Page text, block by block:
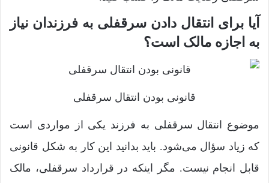
آیا برای انتقال دادن سرقفلی به فرزندان نیاز
به اجازه مالک است؟
قانونی بودن انتقال سرقفلی
موضوع انتقال سرقفلی به فرزند یکی از مواردی است
که زیاد سؤال می‌شود. باید بدانید این کار به شکل قانونی
قابل انجام نیست. مگر اینکه در قرارداد سرقفلی، مالک